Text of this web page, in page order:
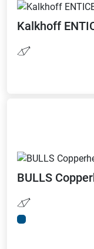
Kalkhoff
BULLS